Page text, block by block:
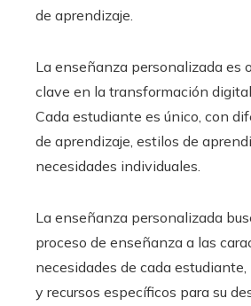
de aprendizaje.
La enseñanza personalizada es
clave en la transformación
Cada estudiante es único, con
de aprendizaje, estilos de
necesidades individuales.
La enseñanza personalizada
proceso de enseñanza a las
necesidades de cada
y recursos específicos para su